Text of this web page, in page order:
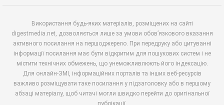
Використання будь-яких матеріалів, розміщених на сайті
digestmedia.net, дозволяється лише за умови обов’язкового вказання
активного посилання на першоджерело. При передруку або цитуванні
інформації посилання має бути відкритим для пошукових систем і не
містити технічних обмежень, що унеможливлюють його індексацію.
Для онлайн-ЗМІ, інформаційних порталів та інших веб-ресурсів
важливо розміщувати таке посилання у підзаголовку або в першому
абзаці матеріалу, щоб читачі могли швидко перейти до оригінальної
публікації.